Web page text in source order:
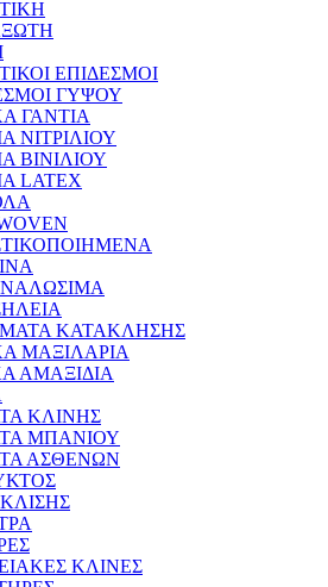
ΕΠΙΔΕΣΜΟΙ
ΓΥΨΟΥ
ΓΑΝΤΙΑ
ΝΙΤΡΙΛΙΟΥ
ΒΙΝΙΛΙΟΥ
LATEX
ΚΑΤΑΚΛΗΣΗΣ
ΜΑΞΙΛΑΡΙΑ
ΑΜΑΞΙΔΙΑ
ΚΛΙΝΗΣ
ΜΠΑΝΙΟΥ
ΑΣΘΕΝΩΝ
ΚΛΙΝΕΣ